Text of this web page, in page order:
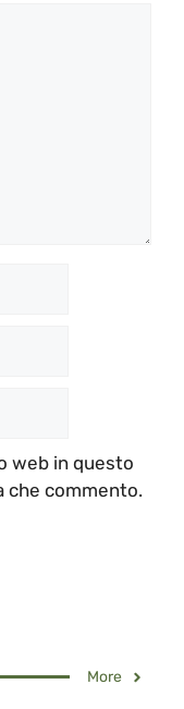
web in questo
che commento.
More